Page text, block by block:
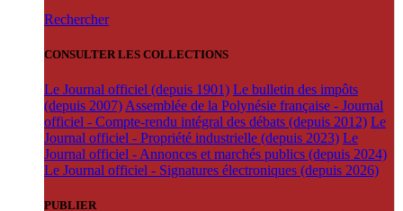
Rechercher
CONSULTER LES COLLECTIONS
Le Journal officiel (depuis 1901) Le bulletin des impôts
(depuis 2007) Assemblée de la Polynésie française - Journal
officiel - Compte-rendu intégral des débats (depuis 2012) Le
Journal officiel - Propriété industrielle (depuis 2023) Le
Journal officiel - Annonces et marchés publics (depuis 2024)
Le Journal officiel - Signatures électroniques (depuis 2026)
PUBLIER